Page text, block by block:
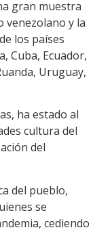
gran muestra
venezolano y la
los países
Cuba, Ecuador,
Uruguay,
ha estado al
cultura del
del
del pueblo,
se
cediendo